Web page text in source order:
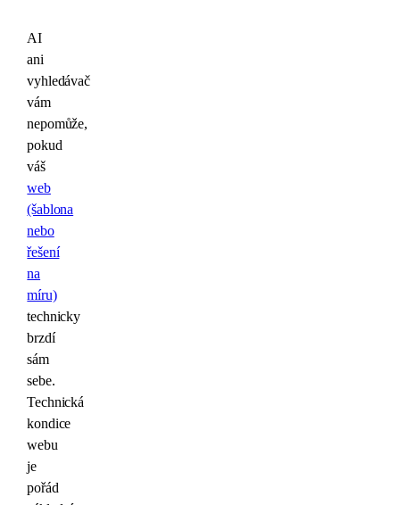
AI
ani
vyhledávač
vám
nepomůže,
pokud
váš
web
(šablona
nebo
řešení
na
míru)
technicky
brzdí
sám
sebe.
Technická
kondice
webu
je
pořád